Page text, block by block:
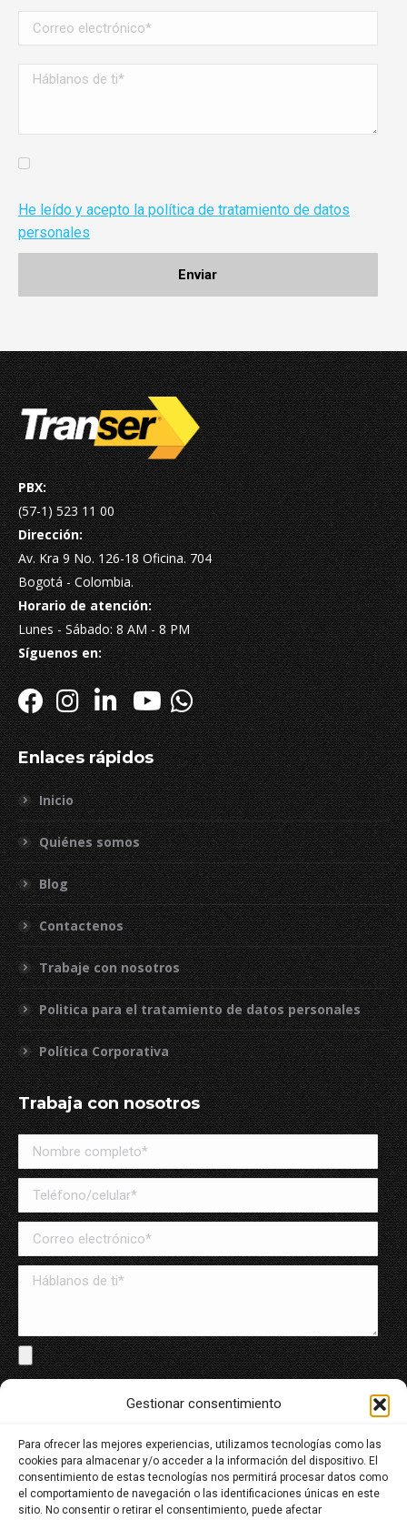
Gestionar consentimiento
Para ofrecer las mejores experiencias, utilizamos tecnologías como las
cookies para almacenar y/o acceder a la información del dispositivo. El
consentimiento de estas tecnologías nos permitirá procesar datos como
el comportamiento de navegación o las identificaciones únicas en este
sitio. No consentir o retirar el consentimiento, puede afectar
He leído y acepto la política de tratamiento de datos
personales
PBX:
(57-1) 523 11 00
Dirección:
Av. Kra 9 No. 126-18 Oficina. 704
Bogotá - Colombia.
Horario de atención:
Lunes - Sábado: 8 AM - 8 PM
Síguenos en:
Enlaces rápidos
Inicio
Quiénes somos
Blog
Contactenos
Trabaje con nosotros
Politica para el tratamiento de datos personales
Política Corporativa
Trabaja con nosotros
Solo archivos en PDF y Word, máximo de 8MB
He leído y acepto la política de tratamiento de datos
personales